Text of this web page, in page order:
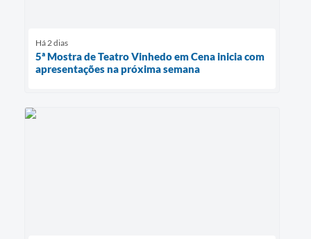
Há 2 dias
5ª Mostra de Teatro Vinhedo em Cena inicia com
apresentações na próxima semana